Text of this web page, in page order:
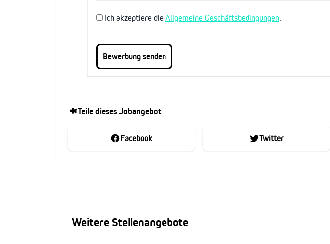
Ich akzeptiere die Allgemeine Geschäftsbedingungen
Teile dieses Jobangebot
Facebook Twitter
Weitere Stellenangebote